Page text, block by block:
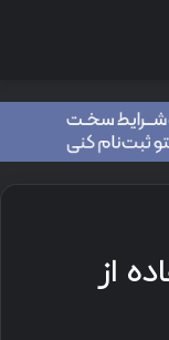
از